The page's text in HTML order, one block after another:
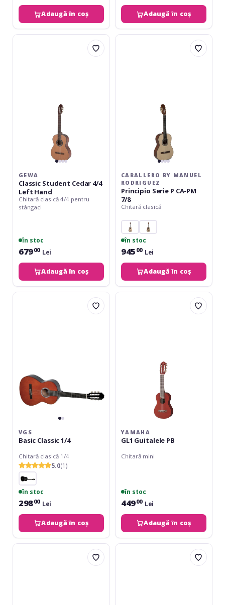
Adaugă în coș Adaugă în coș
Gewa
GEWA
Classic Student Cedar 4/4
Left Hand
Chitară clasică 4/4 pentru
stângaci
în stoc
67900 Lei
Adaugă în coș
Caballero
CABALLERO BY MANUEL
RODRIGUEZ
Principio Serie P CA-PM
7/8
Chitară clasică
în stoc
945 00 Lei
Adaugă în coș
VGS
VGS
Basic Classic 1/4
Chitară clasică 1/4
5.0(1)
în stoc
29800 Lei
Adaugă în coș
Yamaha
YAMAHA
GL1 Guitalele PB
Chitară mini
în stoc
44900 Lei
Adaugă în coș
VGS
VGS